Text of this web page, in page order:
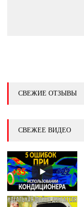
СВЕЖИЕ ОТЗЫВЫ
СВЕЖЕЕ ВИДЕО